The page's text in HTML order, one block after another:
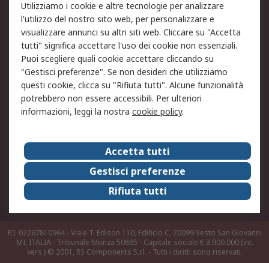
Informativa Cookie
Informativa Privacy -
Aggiornata
Email Security
Termini d'uso
Condizioni di vendita
Condizioni generali di
servizio
Etica e responsabilità
Chi Siamo
Chi Siamo
Contattaci
Supporto
ESG
Carriere
RS Group
Press Centre
Discovery: il Blog di RS
P.I. 02267810964 - Viale T. Edison 110, Edificio C, 20099 Sesto San Giovanni
MI, ITALIA - Tribunale Monza 50885 - Capitale sociale € 3.900.000 (int.
vers.) © 2001, RS Components S.r.l. - Tutti i diritti sono riservati.
Utilizziamo i cookie e altre tecnologie per analizzare
l'utilizzo del nostro sito web, per personalizzare e
visualizzare annunci su altri siti web. Cliccare su "Accetta
tutti" significa accettare l'uso dei cookie non essenziali.
Puoi scegliere quali cookie accettare cliccando su
"Gestisci preferenze". Se non desideri che utilizziamo
questi cookie, clicca su "Rifiuta tutti". Alcune funzionalità
potrebbero non essere accessibili. Per ulteriori
informazioni, leggi la nostra cookie policy.
Accetta tutti
Gestisci preferenze
Rifiuta tutti